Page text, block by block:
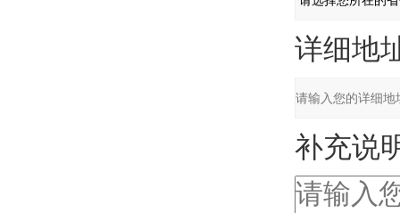
详细地址
补充说明